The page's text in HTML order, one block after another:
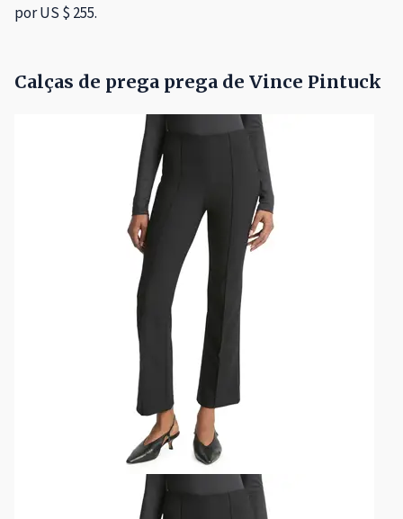
por US $ 255.
Calças de prega prega de Vince Pintuck